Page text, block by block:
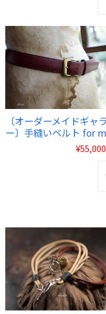
〔オーダーメイドギャ
ー〕手縫いベルト for
¥55,000